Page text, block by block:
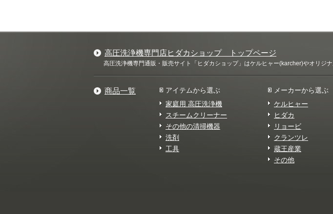
高圧洗浄機専門店ヒダカショップ トップページ
高圧洗浄機専門通販・販売サイト「ヒダカショップ」はケルヒャー(karcher)やオリジ
商品一覧
アイテムから選ぶ
家庭用 高圧洗浄機
スチームクリーナー
その他の清掃機器
洗剤
工具
メーカーから選ぶ
ケルヒャー
ヒダカ
リョービ
クランツレ
蔵王産業
その他